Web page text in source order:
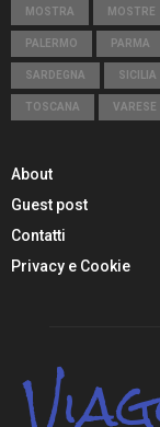
MOSTRA MOSTRE
PALERMO PARMA
SARDEGNA SICILIA
TOSCANA VARESE
About
Guest post
Contatti
Privacy e Cookie